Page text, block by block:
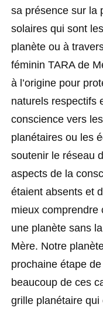
sa présence sur la
solaires qui sont
planète ou à
féminin TARA de
à l’origine pour
naturels respectifs
conscience vers
planétaires ou les
soutenir le réseau
aspects de la
étaient absents et
mieux comprendre
une planète sans
Mère. Notre
prochaine étape
beaucoup de ces
grille planétaire